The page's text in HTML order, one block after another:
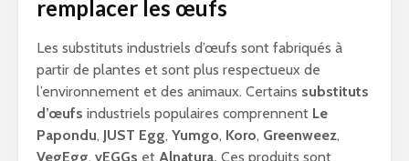
remplacer les œufs
Les substituts industriels d’œufs sont fabriqués à
partir de plantes et sont plus respectueux de
l’environnement et des animaux. Certains substituts
d’œufs industriels populaires comprennent Le
Papondu, JUST Egg, Yumgo, Koro, Greenweez,
VegEgg, vEGGs et Alnatura. Ces produits sont